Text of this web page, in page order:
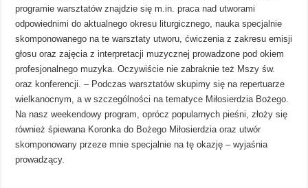
programie warsztatów znajdzie się m.in. praca nad utworami
odpowiednimi do aktualnego okresu liturgicznego, nauka specjalnie
skomponowanego na te warsztaty utworu, ćwiczenia z zakresu emisji
głosu oraz zajęcia z interpretacji muzycznej prowadzone pod okiem
profesjonalnego muzyka. Oczywiście nie zabraknie też Mszy św.
oraz konferencji. – Podczas warsztatów skupimy się na repertuarze
wielkanocnym, a w szczególności na tematyce Miłosierdzia Bożego.
Na nasz weekendowy program, oprócz popularnych pieśni, złoży się
również śpiewana Koronka do Bożego Miłosierdzia oraz utwór
skomponowany przeze mnie specjalnie na tę okazję – wyjaśnia
prowadzący.